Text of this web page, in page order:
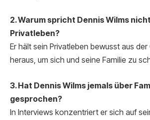
2. Warum spricht Dennis Wilms
Privatleben?
Er hält sein Privatleben bewusst aus
heraus, um sich und seine Familie zu
3. Hat Dennis Wilms jemals über
gesprochen?
In Interviews konzentriert er sich auf